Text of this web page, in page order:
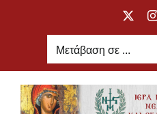
X
Μετάβαση σε ...